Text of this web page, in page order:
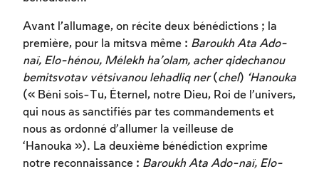
Avant l’allumage, on récite deux bénédictions ; la
première, pour la mitsva même : Baroukh Ata Ado-
naï, Elo-hénou, Mélekh ha’olam, acher qidechanou
bemitsvotav vétsivanou lehadliq ner(chel) ‘Hanouka
(« Béni sois-Tu, Éternel, notre Dieu, Roi de l’univers,
qui nous as sanctifiés par tes commandements et
nous as ordonné d’allumer la veilleuse de
‘Hanouka »). La deuxième bénédiction exprime
notre reconnaissance : Baroukh Ata Ado-naï, Elo-